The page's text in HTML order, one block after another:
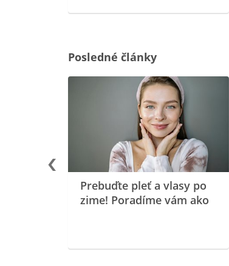
Posledné články
Prebuďte pleť a vlasy po
zime! Poradíme vám ako